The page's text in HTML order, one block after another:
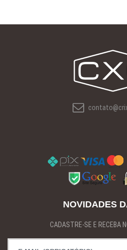
NOVIDADES
CADASTRE-SE E RECEBA